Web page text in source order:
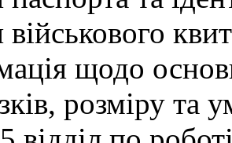
військового
щодо
розміру та